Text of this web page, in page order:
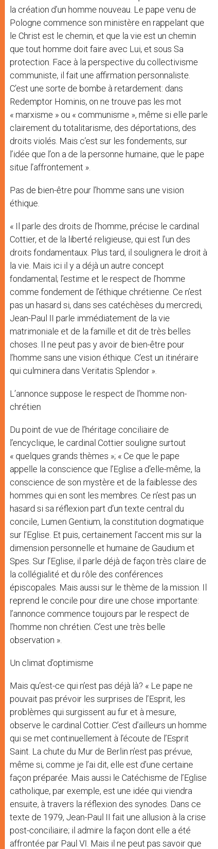
la création d’un homme nouveau. Le pape venu de
Pologne commence son ministère en rappelant que
le Christ est le chemin, et que la vie est un chemin
que tout homme doit faire avec Lui, et sous Sa
protection. Face à la perspective du collectivisme
communiste, il fait une affirmation personnaliste.
C’est une sorte de bombe à retardement: dans
Redemptor Hominis, on ne trouve pas les mot
« marxisme » ou « communisme », même si elle parle
clairement du totalitarisme, des déportations, des
droits violés. Mais c’est sur les fondements, sur
l’idée que l’on a de la personne humaine, que le pape
situe l’affrontement ».
Pas de bien-être pour l’homme sans une vision
éthique.
« Il parle des droits de l’homme, précise le cardinal
Cottier, et de la liberté religieuse, qui est l’un des
droits fondamentaux. Plus tard, il soulignera le droit à
la vie. Mais ici il y a déjà un autre concept
fondamental; l’estime et le respect de l’homme
comme fondement de l’éthique chrétienne. Ce n’est
pas un hasard si, dans ses catéchèses du mercredi,
Jean-Paul II parle immédiatement de la vie
matrimoniale et de la famille et dit de très belles
choses. Il ne peut pas y avoir de bien-être pour
l’homme sans une vision éthique. C’est un itinéraire
qui culminera dans Veritatis Splendor ».
L’annonce suppose le respect de l’homme non-
chrétien
Du point de vue de l’héritage conciliaire de
l’encyclique, le cardinal Cottier souligne surtout
« quelques grands thèmes »; « Ce que le pape
appelle la conscience que l’Eglise a d’elle-même, la
conscience de son mystère et de la faiblesse des
hommes qui en sont les membres. Ce n’est pas un
hasard si sa réflexion part d’un texte central du
concile, Lumen Gentium, la constitution dogmatique
sur l’Eglise. Et puis, certainement l’accent mis sur la
dimension personnelle et humaine de Gaudium et
Spes. Sur l’Eglise, il parle déjà de façon très claire de
la collégialité et du rôle des conférences
épiscopales. Mais aussi sur le thème de la mission. Il
reprend le concile pour dire une chose importante:
l’annonce commence toujours par le respect de
l’homme non chrétien. C’est une très belle
observation ».
Un climat d’optimisme
Mais qu’est-ce qui n’est pas déjà là? « Le pape ne
pouvait pas prévoir les surprises de l’Esprit, les
problèmes qui surgissent au fur et à mesure,
observe le cardinal Cottier. C’est d’ailleurs un homme
qui se met continuellement à l’écoute de l’Esprit
Saint. La chute du Mur de Berlin n’est pas prévue,
même si, comme je l’ai dit, elle est d’une certaine
façon préparée. Mais aussi le Catéchisme de l’Eglise
catholique, par exemple, est une idée qui viendra
ensuite, à travers la réflexion des synodes. Dans ce
texte de 1979, Jean-Paul II fait une allusion à la crise
post-conciliaire; il admire la façon dont elle a été
affrontée par Paul VI. Mais il ne peut pas savoir que